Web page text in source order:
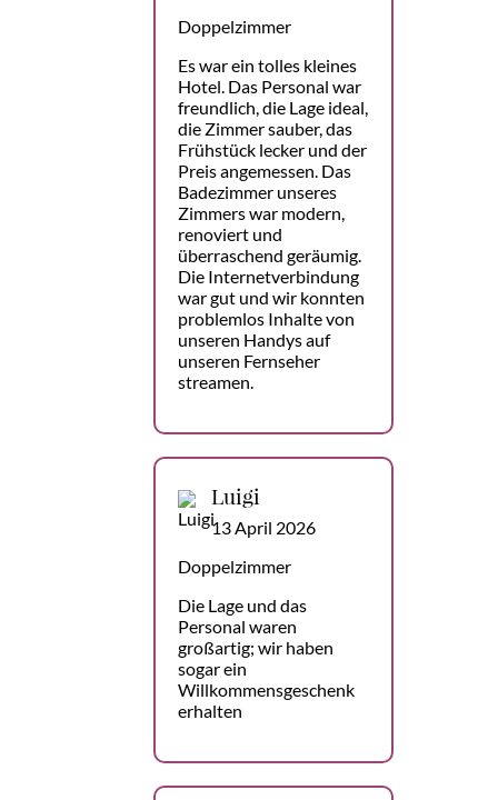
Doppelzimmer
Es war ein tolles kleines
Hotel. Das Personal war
freundlich, die Lage ideal,
die Zimmer sauber, das
Frühstück lecker und der
Preis angemessen. Das
Badezimmer unseres
Zimmers war modern,
renoviert und
überraschend geräumig.
Die Internetverbindung
war gut und wir konnten
problemlos Inhalte von
unseren Handys auf
unseren Fernseher
streamen.
Luigi
13 April 2026
Doppelzimmer
Die Lage und das
Personal waren
großartig; wir haben
sogar ein
Willkommensgeschenk
erhalten